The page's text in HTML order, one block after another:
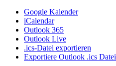
Google Kalender
iCalendar
Outlook 365
Outlook Live
.ics-Datei exportieren
Exportiere Outlook .ics Datei